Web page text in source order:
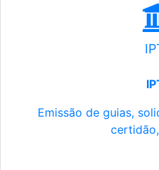
Emissão de guias,